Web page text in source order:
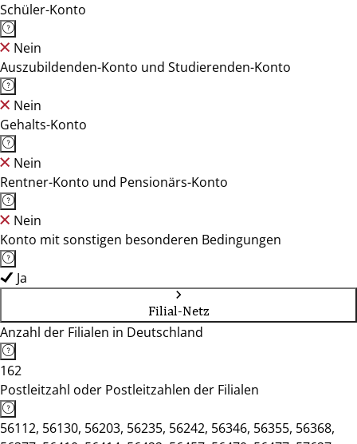
Schüler-Konto
Nein
Auszubildenden-Konto und Studierenden-Konto
Nein
Gehalts-Konto
Nein
Rentner-Konto und Pensionärs-Konto
Nein
Konto mit sonstigen besonderen Bedingungen
Ja
Filial-Netz
Anzahl der Filialen in Deutschland
162
Postleitzahl oder Postleitzahlen der Filialen
56112, 56130, 56203, 56235, 56242, 56346, 56355, 56368,